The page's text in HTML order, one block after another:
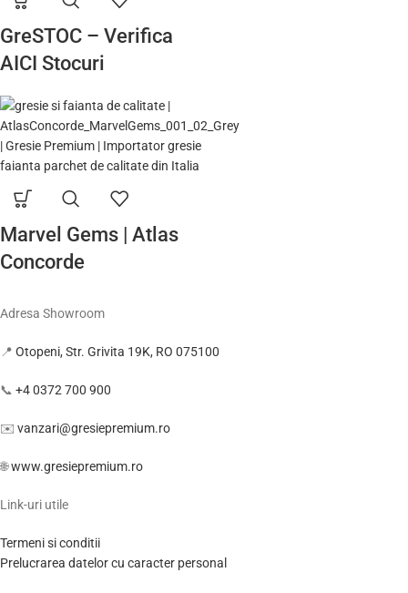
GreSTOC – Verifica
AICI Stocuri
Marvel Gems | Atlas
Concorde
Adresa Showroom
📍 Otopeni, Str. Grivita 19K, RO 075100
📞 +4 0372 700 900
✉️ vanzari@gresiepremium.ro
🌐www.gresiepremium.ro
Link-uri utile
Termeni si conditii
Prelucrarea datelor cu caracter personal